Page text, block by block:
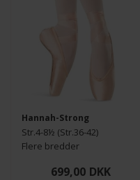
Hannah-Strong
Str.4-8½ (Str.36-42)
Flere bredder
699,00 DKK